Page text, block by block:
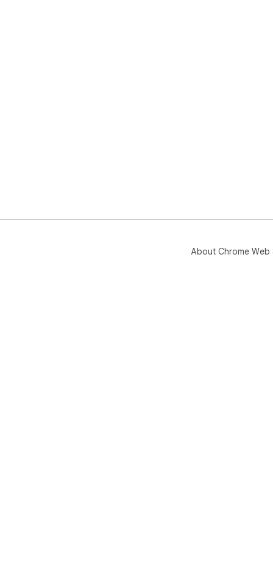
About Chrome Web